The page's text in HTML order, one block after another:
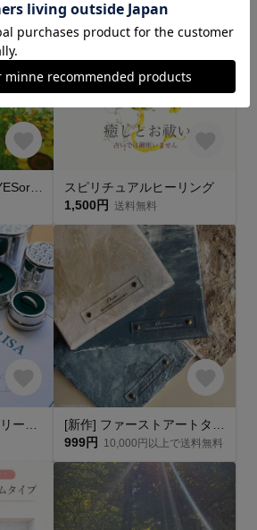
スピリチュアルヒーリング
1,500円
送料無料
999円
10,000円以上で送料無料